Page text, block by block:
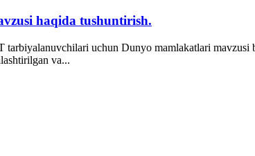
haqida tushuntirish.
uchun Dunyo mamlakatlari
va...